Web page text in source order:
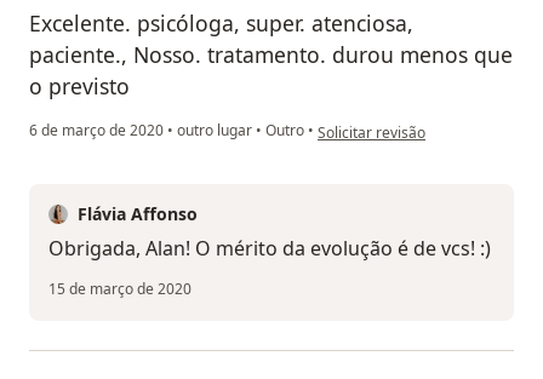
Excelente. psicóloga, super. atenciosa,
paciente., Nosso. tratamento. durou menos que
o previsto
6 de março de 2020 • outro lugar • Outro • na opinião do utilizador Alan
Solicitar revisão
Flávia Affonso
Obrigada, Alan! O mérito da evolução é de vcs! :)
15 de março de 2020